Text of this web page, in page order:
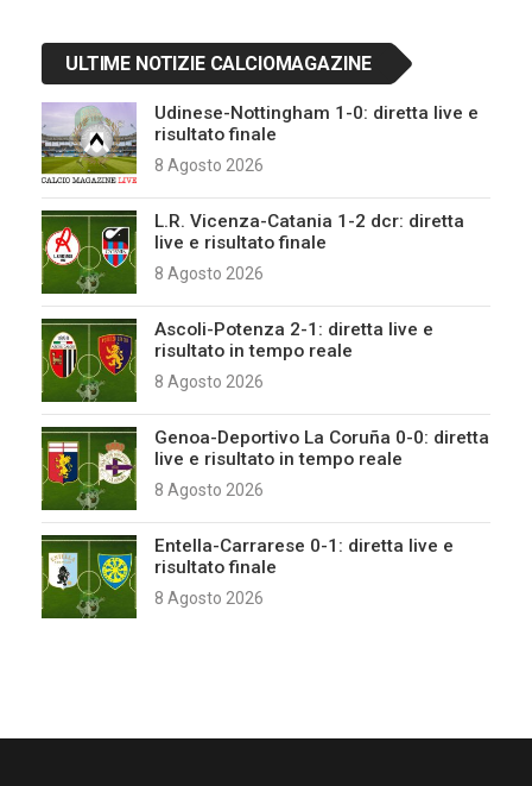
ULTIME NOTIZIE CALCIOMAGAZINE
Udinese-Nottingham 1-0: diretta live e
risultato finale
8 Agosto 2026
L.R. Vicenza-Catania 1-2 dcr: diretta
live e risultato finale
8 Agosto 2026
Ascoli-Potenza 2-1: diretta live e
risultato in tempo reale
8 Agosto 2026
Genoa-Deportivo La Coruña 0-0: diretta
live e risultato in tempo reale
8 Agosto 2026
Entella-Carrarese 0-1: diretta live e
risultato finale
8 Agosto 2026